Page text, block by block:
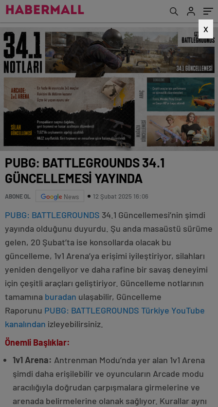
X
PUBG: BATTLEGROUNDS 34.1
GÜNCELLEMESİ YAYINDA
ABONE OL News 12 Şubat 2025 16:06
PUBG: BATTLEGROUNDS 34.1 Güncellemesi’nin şimdi
yayında olduğunu duyurdu. Şu anda masaüstü sürüme
gelen, 20 Şubat’ta ise konsollarda olacak bu
güncelleme, 1v1 Arena’ya erişimi iyileştiriyor, silahları
yeniden dengeliyor ve daha rafine bir savaş deneyimi
için çeşitli araçları geliştiriyor. Güncelleme notlarının
tamamına buradan ulaşabilir, Güncelleme
Raporunu PUBG: BATTLEGROUNDS Türkiye YouTube
kanalından izleyebilirsiniz.
Önemli Başlıklar:
1v1 Arena: Antrenman Modu’nda yer alan 1v1 Arena
şimdi daha erişilebilir ve oyuncuların Arcade modu
aracılığıyla doğrudan çarpışmalara girmelerine ve
arenada belirmelerine olanak sağlıyor. Kurallar aynı